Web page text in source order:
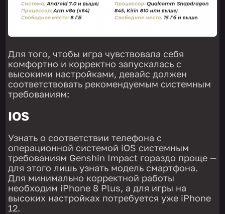
Для того, чтобы игра чувствовала себя
комфортно и корректно запускалась с
высокими настройками, девайс должен
соответствовать рекомендуемым системным
требованиям:
IOS
Узнать о соответствии телефона с
операционной системой iOS системным
требованиям Genshin Impact гораздо проще —
для этого лишь узнать модель смартфона.
Для минимально корректной работы
необходим iPhone 8 Plus, а для игры на
высоких настройках потребуется уже iPhone
12.